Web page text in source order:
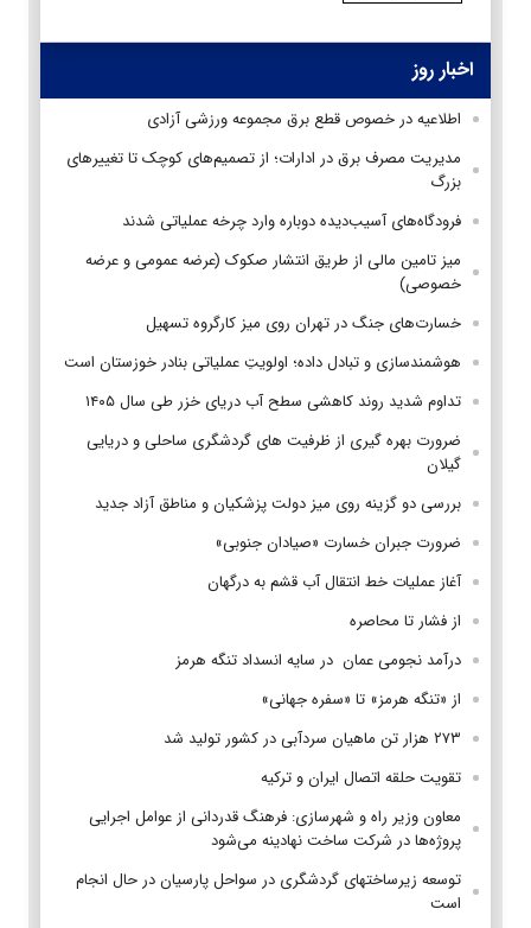
اخبار روز
اطلاعیه در خصوص قطع برق مجموعه ورزشی آزادی
مدیریت مصرف برق در ادارات؛ از تصمیم‌های کوچک تا تغییرهای
بزرگ
فرودگاه‌های آسیب‌دیده دوباره وارد چرخه عملیاتی شدند
میز تامین مالی از طریق انتشار صکوک (عرضه عمومی و عرضه
خصوصی)
خسارت‌های جنگ در تهران روی میز کارگروه تسهیل
هوشمندسازی و تبادل داده؛ اولویتِ عملیاتی بنادر خوزستان است
تداوم شدید روند کاهشی سطح آب دریای خزر طی سال ۱۴۰۵
ضرورت بهره گیری از ظرفیت های گردشگری ساحلی و دریایی
گیلان
بررسی دو گزینه روی میز دولت پزشکیان و مناطق آزاد جدید
ضرورت جبران خسارت «صیادان جنوبی»
آغاز عملیات خط انتقال آب قشم به درگهان
از فشار تا محاصره
درآمد نجومی عمان در سایه انسداد تنگه هرمز
از «تنگه هرمز» تا «سفره جهانی»
۲۷۳ هزار تن ماهیان سردآبی در کشور تولید شد
تقویت حلقه اتصال ایران و ترکیه
معاون وزیر راه و شهرسازی: فرهنگ قدردانی از عوامل اجرایی
پروژه‌ها در شرکت ساخت نهادینه می‌شود
توسعه زیرساختهای گردشگری در سواحل پارسیان در حال انجام
است